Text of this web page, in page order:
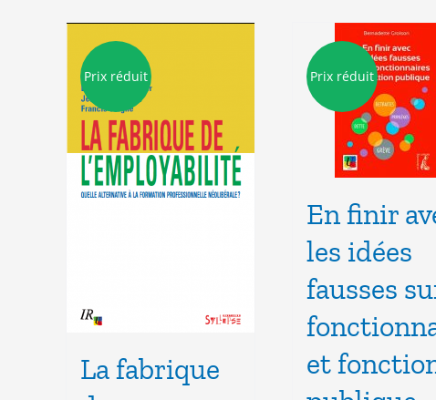
Prix réduit
La fabrique
Prix réduit
En finir
les idées
fausses
et